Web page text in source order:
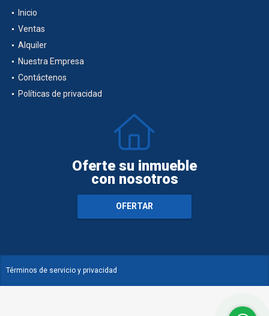
Inicio
Ventas
Alquiler
Nuestra Empresa
Contáctenos
Políticas de privacidad
Oferte su inmueble
con nosotros
OFERTAR
Términos de servicio y privacidad